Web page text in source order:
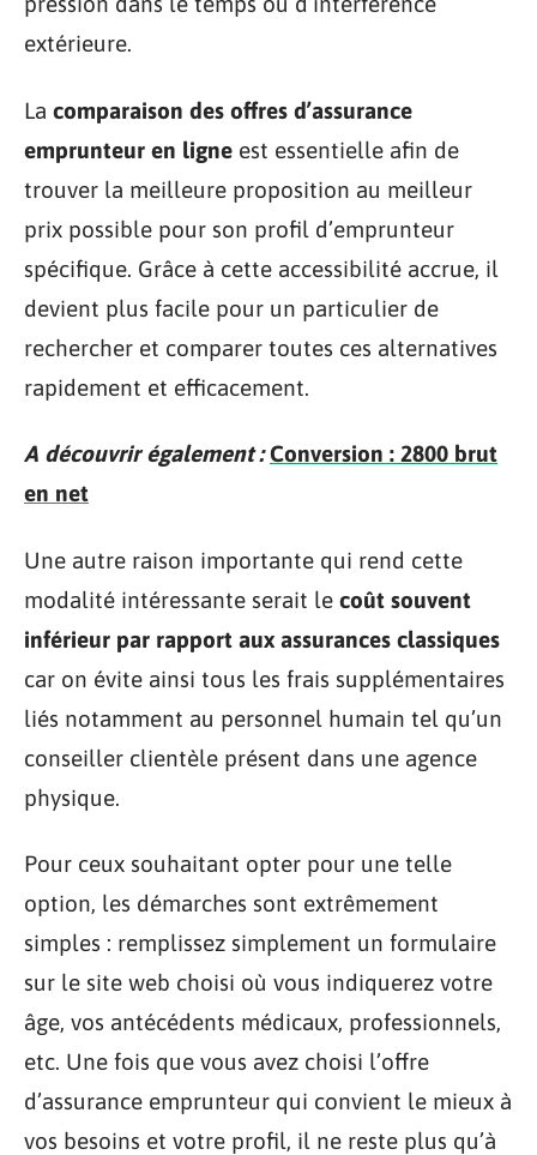
extérieure.
La comparaison des offres d’assurance
emprunteur en ligne est essentielle afin de
trouver la meilleure proposition au meilleur
prix possible pour son profil d’emprunteur
spécifique. Grâce à cette accessibilité accrue, il
devient plus facile pour un particulier de
rechercher et comparer toutes ces alternatives
rapidement et efficacement.
A découvrir également : Conversion : 2800 brut
en net
Une autre raison importante qui rend cette
modalité intéressante serait le coût souvent
inférieur par rapport aux assurances classiques
car on évite ainsi tous les frais supplémentaires
liés notamment au personnel humain tel qu’un
conseiller clientèle présent dans une agence
physique.
Pour ceux souhaitant opter pour une telle
option, les démarches sont extrêmement
simples : remplissez simplement un formulaire
sur le site web choisi où vous indiquerez votre
âge, vos antécédents médicaux, professionnels,
etc. Une fois que vous avez choisi l’offre
d’assurance emprunteur qui convient le mieux à
vos besoins et votre profil, il ne reste plus qu’à